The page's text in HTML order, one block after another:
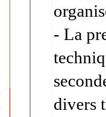
- La
divers